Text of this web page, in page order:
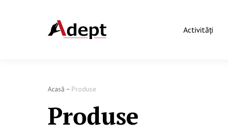
Activităţi
Acasă Produse
Produse